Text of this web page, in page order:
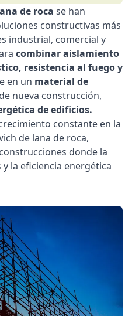
de roca se han
constructivas más
industrial, comercial y
combinar aislamiento
resistencia al fuego y
en un material de
nueva construcción,
de edificios.
constante en la
de lana de roca,
donde la
la eficiencia energética